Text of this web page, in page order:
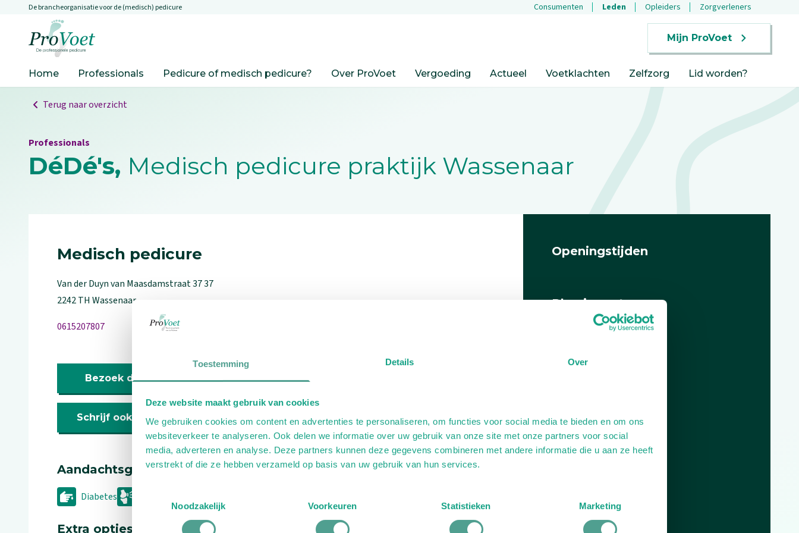
Toestemming Details Over
Deze website maakt gebruik van cookies
We gebruiken cookies om content en advertenties te personaliseren, om functies voor social media te bieden en om ons
websiteverkeer te analyseren. Ook delen we informatie over uw gebruik van onze site met onze partners voor social
media, adverteren en analyse. Deze partners kunnen deze gegevens combineren met andere informatie die u aan ze heeft
verstrekt of die ze hebben verzameld op basis van uw gebruik van hun services.
Toestemmingsselectie
Noodzakelijk
Voorkeuren Statistieken Marketing
Overslaan en naar de inhoud gaan
De brancheorganisatie voor de (medisch) pedicure Consumenten Leden Opleiders Zorgverleners
Mijn ProVoet
Home Professionals Pedicure of medisch pedicure? Over ProVoet Vergoeding Actueel Voetklachten Zelfzorg Lid worden?
Terug naar overzicht
Professionals
DéDé's, Medisch pedicure praktijk Wassenaar
Medisch pedicure
Van der Duyn van Maasdamstraat3737
2242 TH Wassenaar
0615207807
Bezoek de website
Schrijf ook een review
Aandachtsgebieden
Diabetes
Extra opties
Openingstijden
Plan je route